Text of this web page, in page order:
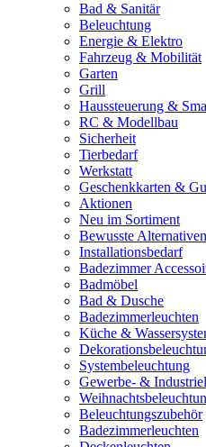
Bad & Sanitär
Beleuchtung
Energie & Elektro
Fahrzeug & Mobilität
Garten
Grill
Haussteuerung &
RC & Modellbau
Sicherheit
Tierbedarf
Werkstatt
Geschenkkarten &
Aktionen
Neu im Sortiment
Bewusste Alternativen
Installationsbedarf
Badezimmer
Badmöbel
Bad & Dusche
Badezimmerleuchten
Küche &
Systembeleuchtung
Gewerbe- &
Beleuchtungszubehör
Badezimmerleuchten